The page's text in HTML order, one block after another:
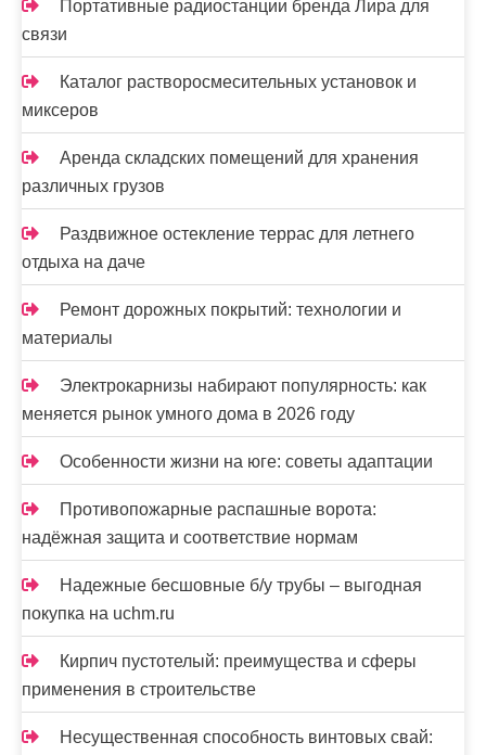
Портативные радиостанции бренда Лира для
связи
Каталог растворосмесительных установок и
миксеров
Аренда складских помещений для хранения
различных грузов
Раздвижное остекление террас для летнего
отдыха на даче
Ремонт дорожных покрытий: технологии и
материалы
Электрокарнизы набирают популярность: как
меняется рынок умного дома в 2026 году
Особенности жизни на юге: советы адаптации
Противопожарные распашные ворота:
надёжная защита и соответствие нормам
Надежные бесшовные б/у трубы – выгодная
покупка на uchm.ru
Кирпич пустотелый: преимущества и сферы
применения в строительстве
Несущественная способность винтовых свай: